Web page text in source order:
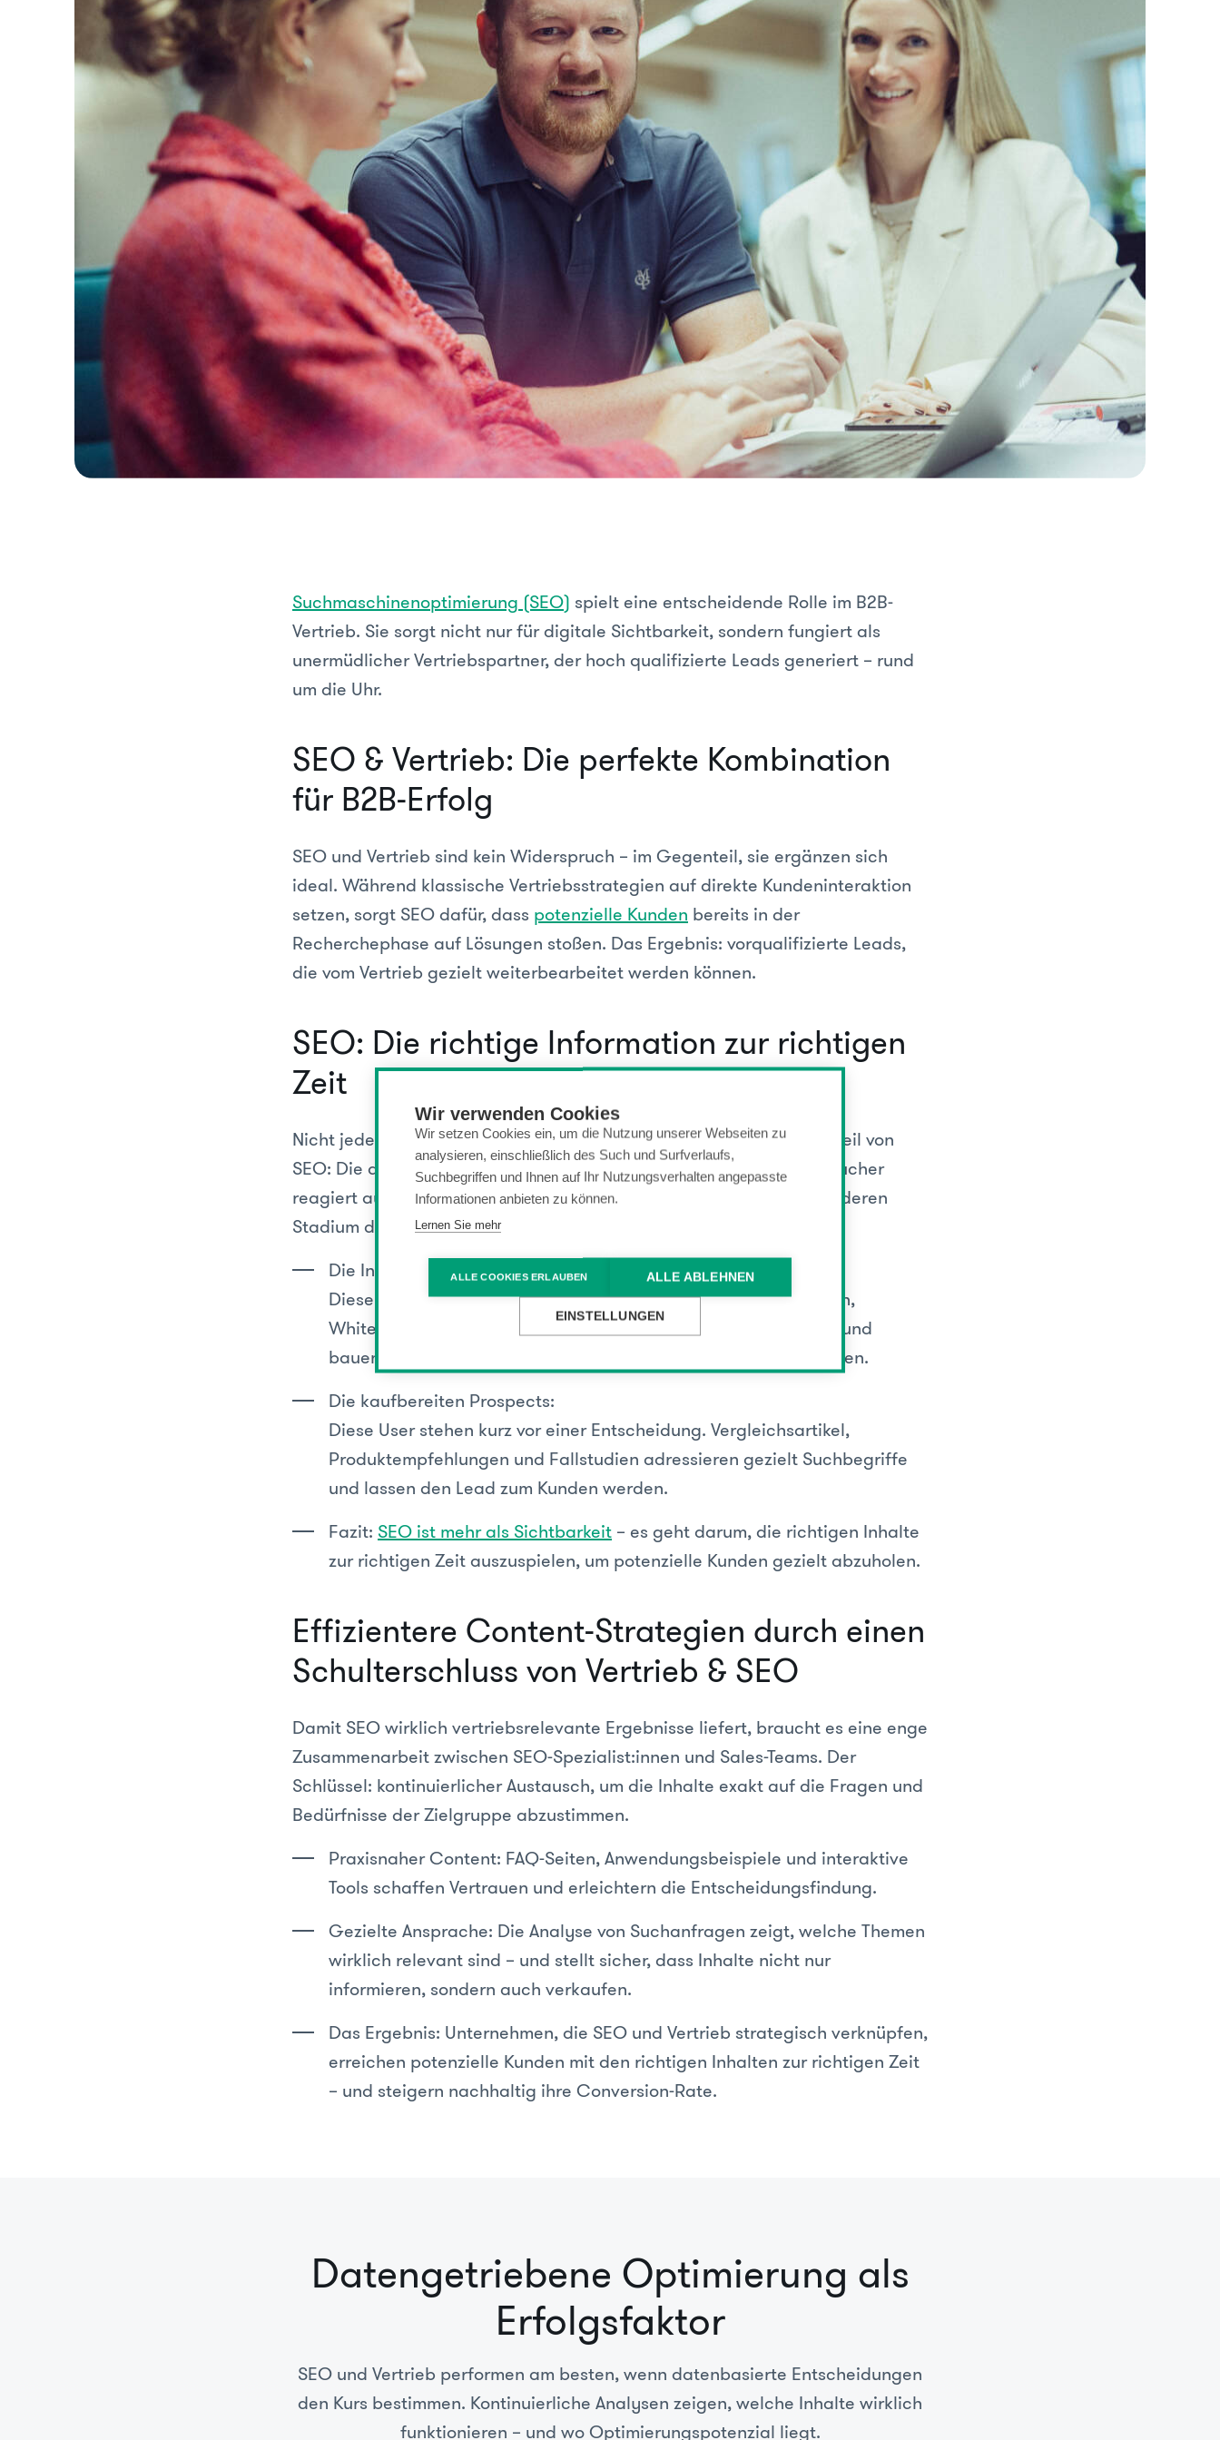
Wir verwenden Cookies
Wir setzen Cookies ein, um die Nutzung unserer Webseiten zu
analysieren, einschließlich des Such und Surfverlaufs,
Suchbegriffen und Ihnen auf Ihr Nutzungsverhalten angepasste
Informationen anbieten zu können.
Lernen Sie mehr
ALLE COOKIES ERLAUBEN ALLE ABLEHNEN
EINSTELLUNGEN
Suchmaschinenoptimierung (SEO) spielt eine entscheidende Rolle im B2B-
Vertrieb. Sie sorgt nicht nur für digitale Sichtbarkeit, sondern fungiert als
unermüdlicher Vertriebspartner, der hoch qualifizierte Leads generiert – rund
um die Uhr.
SEO & Vertrieb: Die perfekte Kombination
für B2B-Erfolg
SEO und Vertrieb sind kein Widerspruch – im Gegenteil, sie ergänzen sich
ideal. Während klassische Vertriebsstrategien auf direkte Kundeninteraktion
setzen, sorgt SEO dafür, dass potenzielle Kunden bereits in der
Recherchephase auf Lösungen stoßen. Das Ergebnis: vorqualifizierte Leads,
die vom Vertrieb gezielt weiterbearbeitet werden können.
SEO: Die richtige Information zur richtigen
Zeit
Nicht jeder Webseitenbesuch hat den gleichen Wert. Der große Vorteil von
SEO: Die automatische Vorqualifizierung von Leads. Nicht jeder Besucher
reagiert auf dieselben Informationen bzw. befindet sich in einem anderen
Stadium der Customer Journey.
Die Informationssuchenden:
Diese User sind noch in der Orientierungsphase. Mit Blogartikeln,
Whitepapers und Leitfäden stärken wir die Markenbekanntheit und
bauen einen Expertenstatus auf – damit sie später wiederkommen.
Die kaufbereiten Prospects:
Diese User stehen kurz vor einer Entscheidung. Vergleichsartikel,
Produktempfehlungen und Fallstudien adressieren gezielt Suchbegriffe
und lassen den Lead zum Kunden werden.
Fazit: SEO ist mehr als Sichtbarkeit – es geht darum, die richtigen Inhalte
zur richtigen Zeit auszuspielen, um potenzielle Kunden gezielt abzuholen.
Effizientere Content-Strategien durch einen
Schulterschluss von Vertrieb & SEO
Damit SEO wirklich vertriebsrelevante Ergebnisse liefert, braucht es eine enge
Zusammenarbeit zwischen SEO-Spezialist:innen und Sales-Teams. Der
Schlüssel: kontinuierlicher Austausch, um die Inhalte exakt auf die Fragen und
Bedürfnisse der Zielgruppe abzustimmen.
Praxisnaher Content: FAQ-Seiten, Anwendungsbeispiele und interaktive
Tools schaffen Vertrauen und erleichtern die Entscheidungsfindung.
Gezielte Ansprache: Die Analyse von Suchanfragen zeigt, welche Themen
wirklich relevant sind – und stellt sicher, dass Inhalte nicht nur
informieren, sondern auch verkaufen.
Das Ergebnis: Unternehmen, die SEO und Vertrieb strategisch verknüpfen,
erreichen potenzielle Kunden mit den richtigen Inhalten zur richtigen Zeit
– und steigern nachhaltig ihre Conversion-Rate.
Datengetriebene Optimierung als
Erfolgsfaktor
SEO und Vertrieb performen am besten, wenn datenbasierte Entscheidungen
den Kurs bestimmen. Kontinuierliche Analysen zeigen, welche Inhalte wirklich
funktionieren – und wo Optimierungspotenzial liegt.